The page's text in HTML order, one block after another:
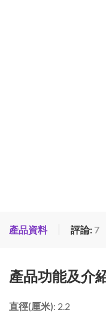
產品資料 評論: 7
產品功能及介
直徑(厘米): 2.2